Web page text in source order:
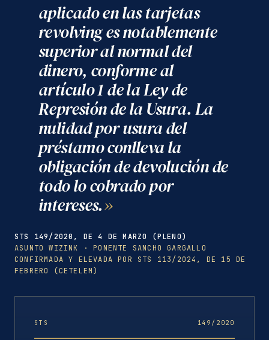
aplicado en las tarjetas
revolving es notablemente
superior al normal del
dinero, conforme al
artículo 1 de la Ley de
Represión de la Usura. La
nulidad por usura del
préstamo conlleva la
obligación de devolución de
todo lo cobrado por
intereses.
STS 149/2020, DE 4 DE MARZO (PLENO)
ASUNTO WIZINK · PONENTE SANCHO GARGALLO
CONFIRMADA Y ELEVADA POR STS 113/2024, DE 15 DE
FEBRERO (CETELEM)
STS 149/2020